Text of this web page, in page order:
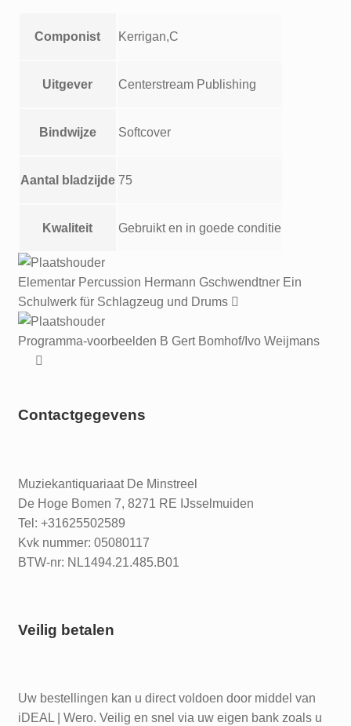
Componist Kerrigan,C
Uitgever Centerstream Publishing
Bindwijze Softcover
Aantal bladzijde 75
Kwaliteit Gebruikt en in goede conditie
Elementar Percussion Hermann Gschwendtner Ein
Schulwerk für Schlagzeug und Drums
Programma-voorbeelden B Gert Bomhof/Ivo Weijmans
Contactgegevens
Muziekantiquariaat De Minstreel
De Hoge Bomen 7, 8271 RE IJsselmuiden
Tel: +31625502589
Kvk nummer: 05080117
BTW-nr: NL1494.21.485.B01
Veilig betalen
Uw bestellingen kan u direct voldoen door middel van
iDEAL | Wero. Veilig en snel via uw eigen bank zoals u